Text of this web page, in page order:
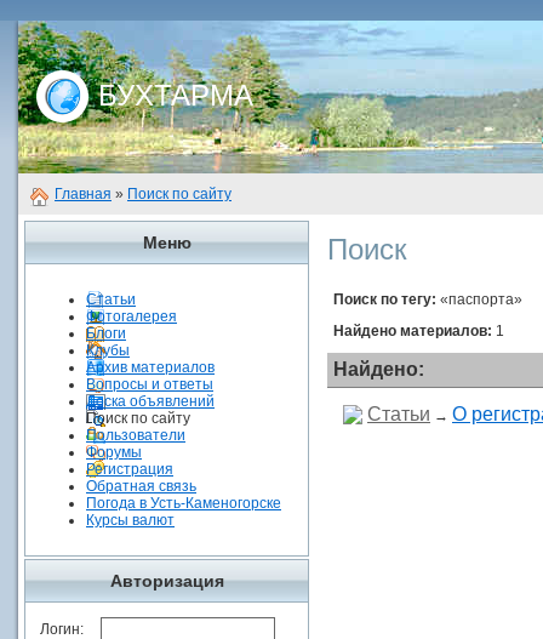
БУХТАРМА
Главная » Поиск по сайту
Меню
Статьи
Фотогалерея
Блоги
Клубы
Архив материалов
Вопросы и ответы
Доска объявлений
Поиск по сайту
Пользователи
Форумы
Регистрация
Обратная связь
Погода в Усть-Каменогорске
Курсы валют
Авторизация
Логин:
Поиск
Поиск по тегу: «паспорта»
Найдено материалов: 1
Найдено:
Статьи → О